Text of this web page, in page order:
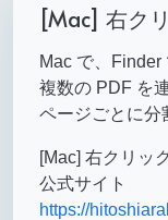
[Mac] 右ク
Mac で、Finder
複数の PDF を
ページごとに分
[Mac] 右クリッ
公式サイト
https://